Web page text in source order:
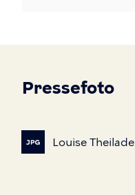
Pressefoto
Louise Theilade